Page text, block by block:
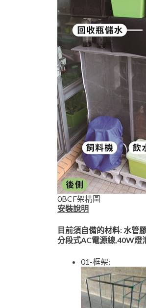
0BCF架構圖
安裝說明
目前須自備的材料: 水管
分段式AC電源線,40W燈
01-框架: